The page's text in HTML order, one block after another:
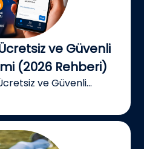
ve Güvenli
(2026 Rehberi)
ve Güvenli...